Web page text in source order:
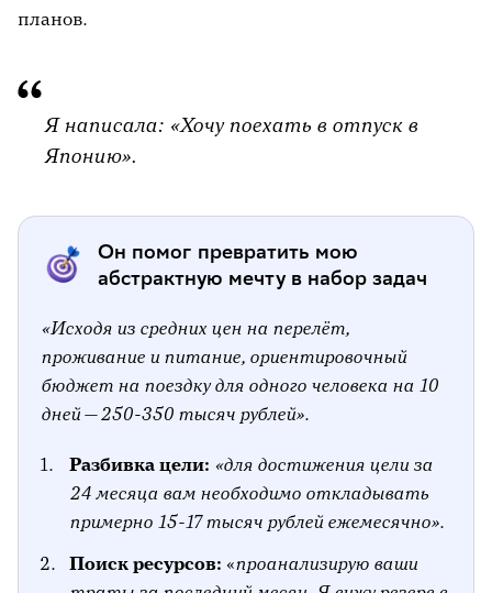
планов.
Я написала: «Хочу поехать в отпуск в
Японию».
Он помог превратить мою
абстрактную мечту в набор задач
«Исходя из средних цен на перелёт,
проживание и питание, ориентировочный
бюджет на поездку для одного человека на 10
дней — 250-350 тысяч рублей».
Разбивка цели: «для достижения цели за
24 месяца вам необходимо откладывать
примерно 15-17 тысяч рублей ежемесячно».
Поиск ресурсов: «проанализирую ваши